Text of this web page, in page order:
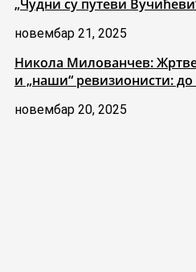
„Чудни су путеви
новембар 21, 2025
Никола Милованчев: Жртве
и „наши“ ревизионисти: до
новембар 20, 2025